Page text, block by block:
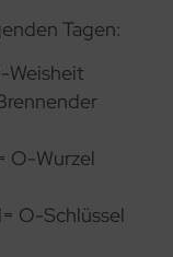
Tagen:
Weisheit
O-Wurzel
O-Schlüssel